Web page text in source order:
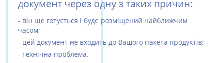
документ через одну з таких причин:
- він ще готується і буде розміщений найближчим
часом;
- цей документ не входить до Вашого пакета продуктів;
- технічна проблема.